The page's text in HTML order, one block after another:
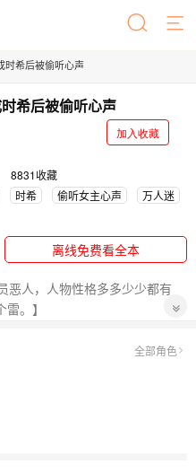
时希后被偷听心声
希后被偷听心声
加入收藏
8831收藏
时希 偷听女主心声 万人迷
离线免费看全本
恶人，人物性格多多少少都有
。】
了叶罗丽的世界，成为了时间
候竟被其他仙子所偷听。
这倒是一个不错的选择。
奇的人类？这绝对不可能！
全部角色